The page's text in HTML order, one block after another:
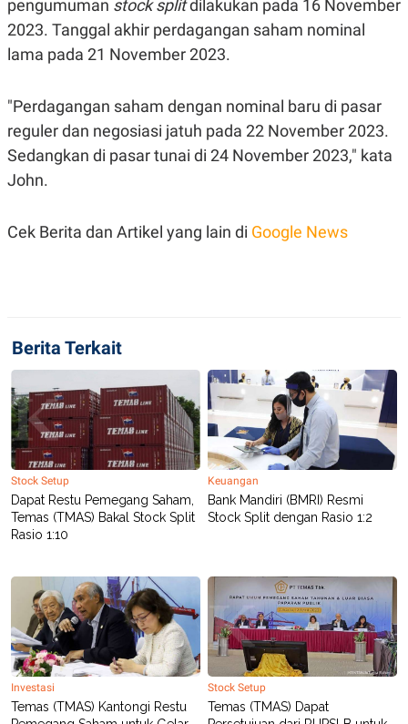
S
T
D
A
A
E
S
K
O
N
T
A
N
L
I
P
S
U
S
N
T
A
A
C
A
D
E
M
Y
S
S
E
L
E
A
S
E
.
I
D
L
G
A
N
C
E
A
K
E
A
E
M
I
T
N
pengumuman stock splitdilakukan pada 16 November
2023. Tanggal akhir perdagangan saham nominal
lama pada 21 November 2023.
"Perdagangan saham dengan nominal baru di pasar
reguler dan negosiasi jatuh pada 22 November 2023.
Sedangkan di pasar tunai di 24 November 2023," kata
John.
Cek Berita dan Artikel yang lain di Google News
Berita Terkait
Stock Setup
Dapat Restu Pemegang Saham,
Temas (TMAS) Bakal Stock Split
Rasio 1:10
Keuangan
Bank Mandiri (BMRI) Resmi
Stock Split dengan Rasio 1:2
Investasi
Temas (TMAS) Kantongi Restu
Stock Setup
Temas (TMAS) Dapat